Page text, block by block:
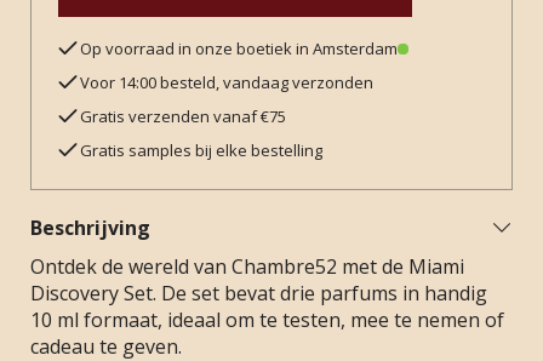
Op voorraad in onze boetiek in Amsterdam
Voor 14:00 besteld, vandaag verzonden
Gratis verzenden vanaf €75
Gratis samples bij elke bestelling
Beschrijving
Ontdek de wereld van Chambre52 met de Miami
Discovery Set. De set bevat drie parfums in handig
10 ml formaat, ideaal om te testen, mee te nemen of
cadeau te geven.